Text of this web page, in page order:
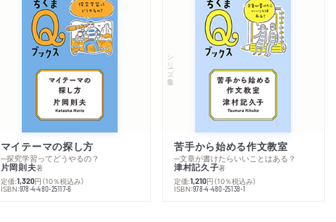
マイテーマの探し方
─探究学習ってどうやるの？
片岡則夫著
定価:1,320円 （10％税込み）
ISBN:978-4-480-25117-6
シリーズ・全集
苦手から始める作文教室
─文章が書けたらいいことはある？
津村記久子著
定価:1,210円 （10％税込み）
ISBN:978-4-480-25138-1